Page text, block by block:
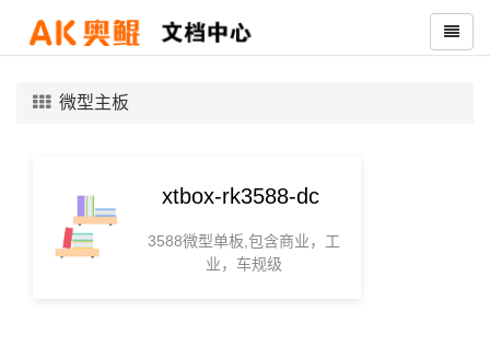
微型主板
xtbox-rk3588-dc
3588微型单板,包含商业，工
业，车规级